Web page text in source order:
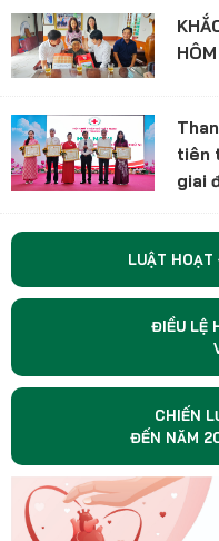
tiên
giai
LUẬT
ĐIỀU LỆ
CHIẾN
ĐẾN NĂM